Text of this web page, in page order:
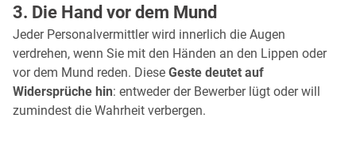
3. Die Hand vor dem Mund
Jeder Personalvermittler wird innerlich die Augen
verdrehen, wenn Sie mit den Händen an den Lippen oder
vor dem Mund reden. Diese Geste deutet auf
Widersprüche hin: entweder der Bewerber lügt oder will
zumindest die Wahrheit verbergen.